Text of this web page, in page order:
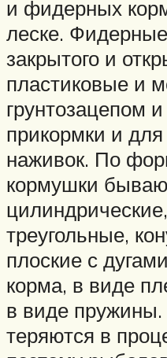
и фидерных
леске.
закрытого и
пластиковые и
грунтозацепом
прикормки и
наживок. По
кормушки
треугольные,
плоские с
корма, в виде
в виде
теряются в